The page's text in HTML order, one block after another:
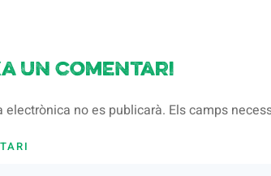
un comentari
electrònica no es publicarà. Els camps